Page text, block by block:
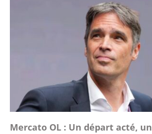
Mercato OL : Un départ acté, un